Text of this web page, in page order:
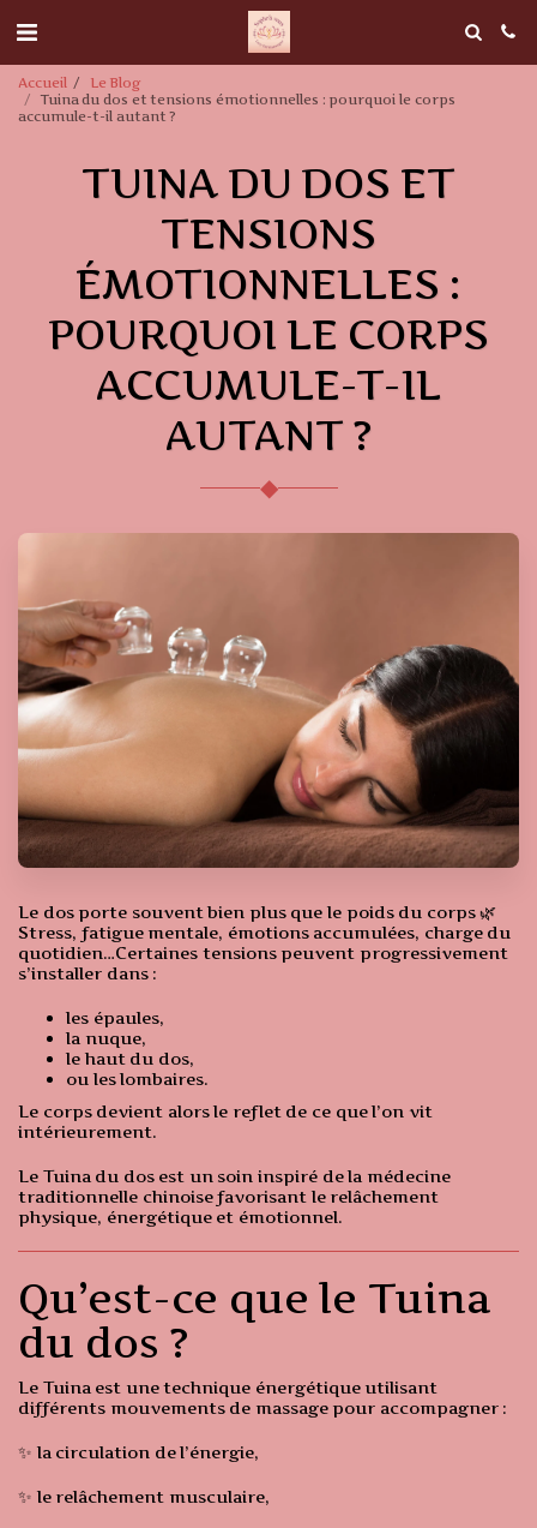
Accueil
Le Blog
Tuina du dos et tensions émotionnelles : pourquoi le corps
accumule-t-il autant ?
TUINA DU DOS ET
TENSIONS
ÉMOTIONNELLES :
POURQUOI LE CORPS
ACCUMULE-T-IL
AUTANT ?
◆
Le dos porte souvent bien plus que le poids du corps 🌿
Stress, fatigue mentale, émotions accumulées, charge du
quotidien…Certaines tensions peuvent progressivement
s’installer dans :
les épaules,
la nuque,
le haut du dos,
ou les lombaires.
Le corps devient alors le reflet de ce que l’on vit
intérieurement.
Le Tuina du dos est un soin inspiré de la médecine
traditionnelle chinoise favorisant le relâchement
physique, énergétique et émotionnel.
Qu’est-ce que le Tuina
du dos ?
Le Tuina est une technique énergétique utilisant
différents mouvements de massage pour accompagner :
✨ la circulation de l’énergie,
✨ le relâchement musculaire,